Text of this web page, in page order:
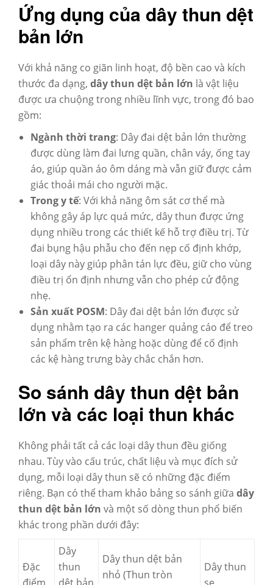
Ứng dụng của dây thun dệt
bản lớn
Với khả năng co giãn linh hoạt, độ bền cao và kích
thước đa dạng, dây thun dệt bản lớn là vật liệu
được ưa chuộng trong nhiều lĩnh vực, trong đó bao
gồm:
Ngành thời trang: Dây đai dệt bản lớn thường
được dùng làm đai lưng quần, chân váy, ống tay
áo, giúp quần áo ôm dáng mà vẫn giữ được cảm
giác thoải mái cho người mặc.
Trong y tế: Với khả năng ôm sát cơ thể mà
không gây áp lực quá mức, dây thun được ứng
dụng nhiều trong các thiết kế hỗ trợ điều trị. Từ
đai bụng hậu phẫu cho đến nẹp cố định khớp,
loại dây này giúp phân tán lực đều, giữ cho vùng
điều trị ổn định nhưng vẫn cho phép cử động
nhẹ.
Sản xuất POSM: Dây đai dệt bản lớn được sử
dụng nhằm tạo ra các hanger quảng cáo để treo
sản phẩm trên kệ hàng hoặc dùng để cố định
các kệ hàng trưng bày chắc chắn hơn.
So sánh dây thun dệt bản
lớn và các loại thun khác
Không phải tất cả các loại dây thun đều giống
nhau. Tùy vào cấu trúc, chất liệu và mục đích sử
dụng, mỗi loại dây thun sẽ có những đặc điểm
riêng. Bạn có thể tham khảo bảng so sánh giữa dây
thun dệt bản lớn và một số dòng thun phổ biến
khác trong phần dưới đây:
Đặc
Dây
thun
Dây thun dệt bản
nhỏ (Thun tròn
Dây thun